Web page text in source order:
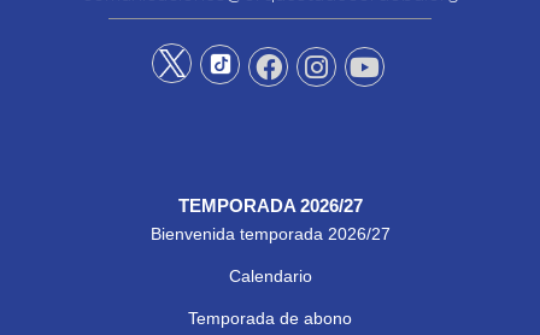
TEMPORADA 2026/27
Bienvenida temporada 2026/27
Calendario
Temporada de abono